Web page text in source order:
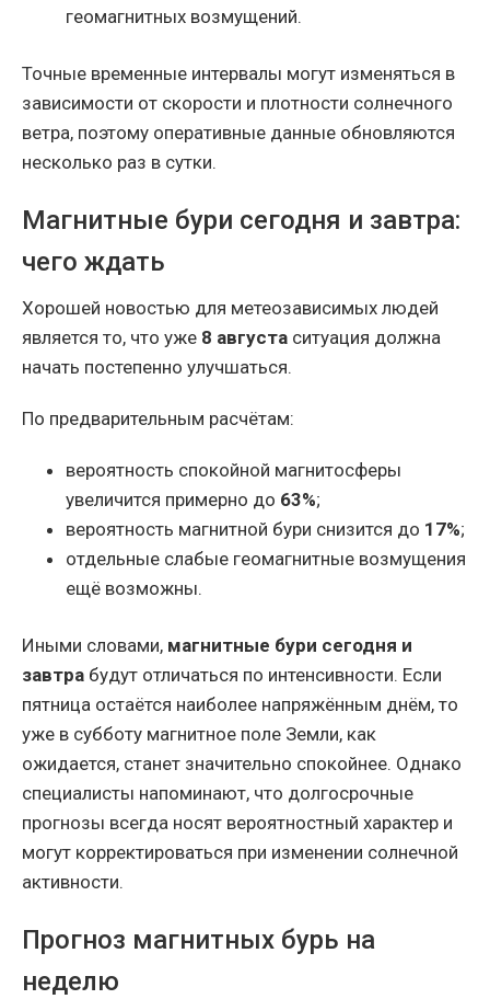
геомагнитных возмущений.
Точные временные интервалы могут изменяться в
зависимости от скорости и плотности солнечного
ветра, поэтому оперативные данные обновляются
несколько раз в сутки.
Магнитные бури сегодня и завтра:
чего ждать
Хорошей новостью для метеозависимых людей
является то, что уже 8 августа ситуация должна
начать постепенно улучшаться.
По предварительным расчётам:
вероятность спокойной магнитосферы
увеличится примерно до 63%;
вероятность магнитной бури снизится до 17%;
отдельные слабые геомагнитные возмущения
ещё возможны.
Иными словами, магнитные бури сегодня и
завтра будут отличаться по интенсивности. Если
пятница остаётся наиболее напряжённым днём, то
уже в субботу магнитное поле Земли, как
ожидается, станет значительно спокойнее. Однако
специалисты напоминают, что долгосрочные
прогнозы всегда носят вероятностный характер и
могут корректироваться при изменении солнечной
активности.
Прогноз магнитных бурь на
неделю